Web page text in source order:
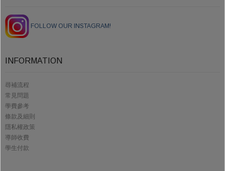
FOLLOW OUR INSTAGRAM!
INFORMATION
尋補流程
常見問題
學費參考
條款及細則
隱私權政策
導師收費
學生付款